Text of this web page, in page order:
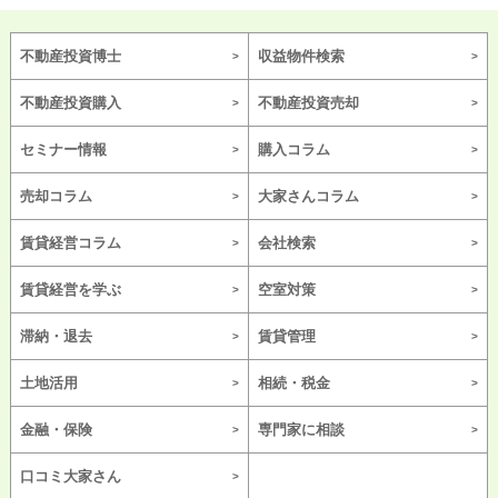
不動産投資博士 収益物件検索
不動産投資購入 不動産投資売却
セミナー情報 購入コラム
売却コラム 大家さんコラム
賃貸経営コラム 会社検索
賃貸経営を学ぶ 空室対策
滞納・退去 賃貸管理
土地活用 相続・税金
金融・保険 専門家に相談
口コミ大家さん